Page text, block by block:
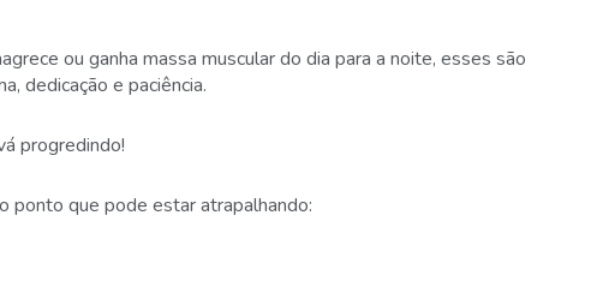
ou ganha massa muscular do dia para a noite, esses são
dedicação e paciência.
progredindo!
ponto que pode estar atrapalhando: